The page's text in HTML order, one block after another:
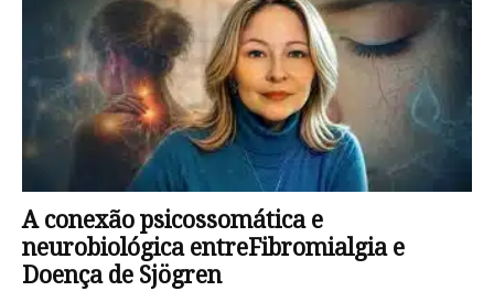
A conexão psicossomática e
neurobiológica entreFibromialgia e
Doença de Sjögren